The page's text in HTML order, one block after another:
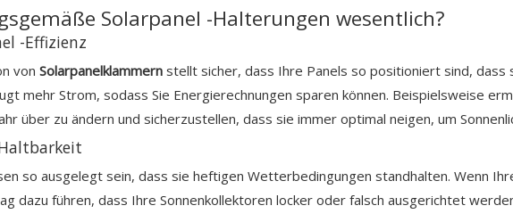
Solarpanel -Halterungen wesentlich?
-Effizienz
von Solarpanelklammern stellt sicher, dass Ihre Panels so positioniert sind, dass
mehr Strom, sodass Sie Energierechnungen sparen können. Beispielsweise
über zu ändern und sicherzustellen, dass sie immer optimal neigen, um
so ausgelegt sein, dass sie heftigen Wetterbedingungen standhalten. Wenn
dazu führen, dass Ihre Sonnenkollektoren locker oder falsch ausgerichtet